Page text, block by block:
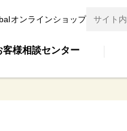
オンラインショップ
客様相談センター